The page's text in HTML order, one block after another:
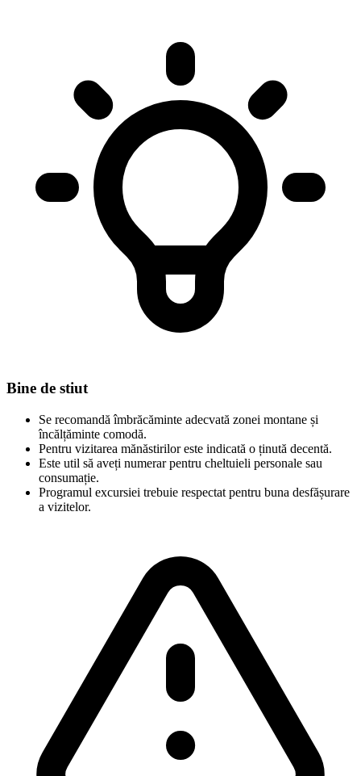
Bine de stiut
Se recomandă îmbrăcăminte adecvată zonei montane și
încălțăminte comodă.
Pentru vizitarea mănăstirilor este indicată o ținută decentă.
Este util să aveți numerar pentru cheltuieli personale sau
consumație.
Programul excursiei trebuie respectat pentru buna desfășurare
a vizitelor.